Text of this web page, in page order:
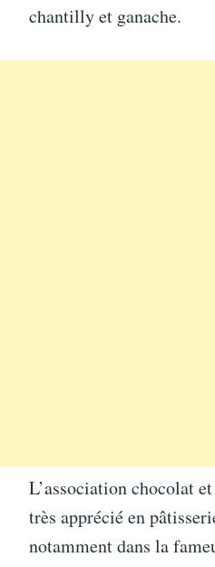
chantilly et ganache.
L’association chocolat
très apprécié en
notamment dans la